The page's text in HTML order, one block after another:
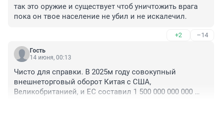
так это оружие и существует чтоб уничтожить врага
пока он твое население не убил и не искалечил.
+2 –14
Гость
14 июня, 00:13
Чисто для справки. В 2025м году совокупный
внешнеторговый оборот Китая с США,
Великобританией, и ЕС составил 1 500 000 000 000